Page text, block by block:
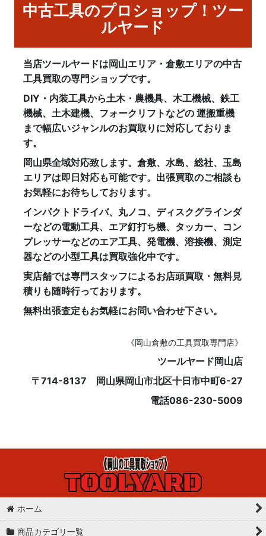
中古工具のプロショップ！ツー
ルヤード
当店ツールヤードは岡山エリア・倉敷エリアの中古
工具買取の専門ショップです。
DIY・内装工具から土木・農機具、木工機械、鉄工
機械、土木建機、フォークリフトなどの 運搬重機
まで幅広いジャンルのお買取りに対応しておりま
す。
岡山県全域対応致します。倉敷、水島、総社、玉島
エリアは即日対応も可能です。出張買取のご相談も
お気軽にお待ちしております。
インパクトドライバ、丸ノコ、ディスクグラインダ
ーなどの電動工具、エア釘打ち機、タッカー、コン
プレッサーなどのエア工具、発電機、溶接機、測定
器などの小型工具は買取強化中です。
実店舗では専門スタッフによるお店頭買取・無料見
積りも随時行っております。
無料出張査定もお気軽にお問い合わせ下さい。
《岡山倉敷の工具買取専門店》
ツールヤード岡山店
〒714-8137 岡山県岡山市北区十日市中町6-27
電話086-230-5009
ホーム
商品カテゴリ一覧